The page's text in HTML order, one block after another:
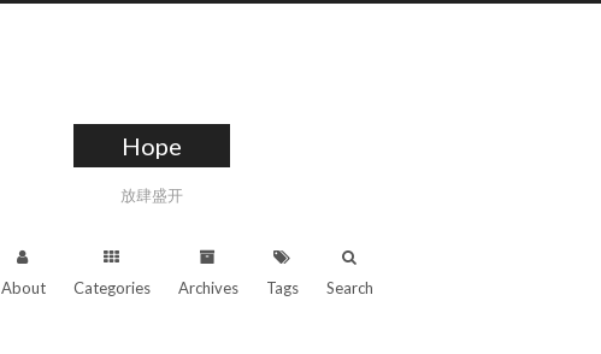
Hope
放肆盛开
About Categories Archives Tags Search